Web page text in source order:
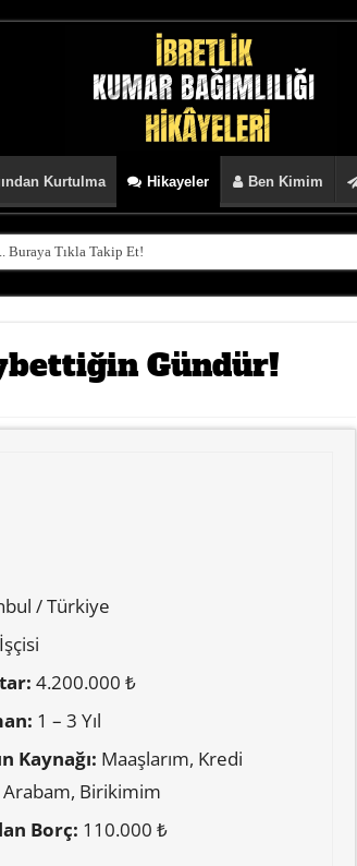
Kurtulma Hikayeler Ben Kimim
Buraya Tıkla Takip Et!
Gündür!
/ Türkiye
4.200.000 ₺
1 – 3 Yıl
Kaynağı: Maaşlarım, Kredi
Arabam, Birikimim
Borç: 110.000 ₺